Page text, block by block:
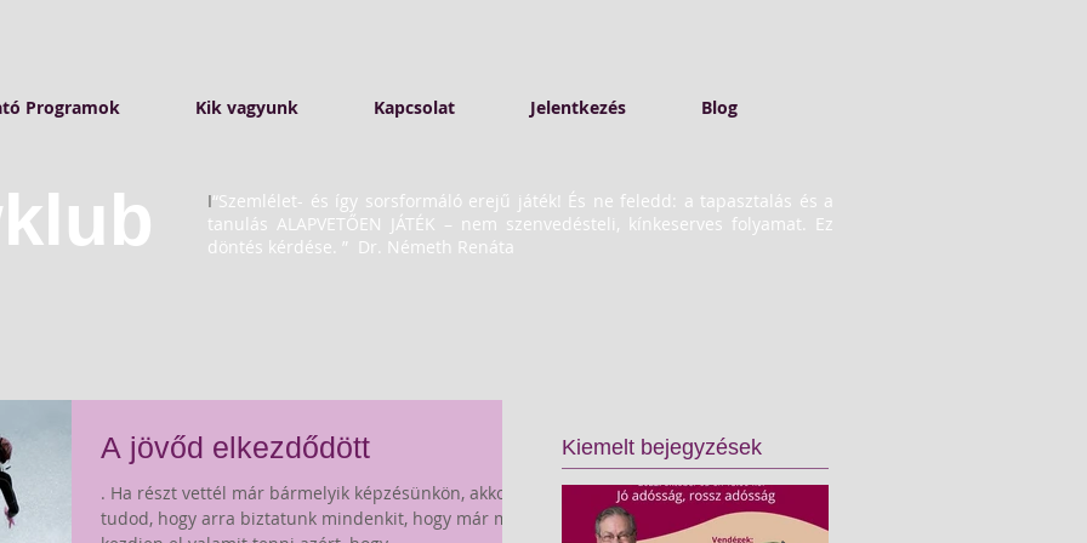
Programok Kik vagyunk Kapcsolat Jelentkezés Blog
I“Szemlélet- és így sorsformáló erejű játék! És ne feledd: a tapasztalás és a
tanulás ALAPVETŐEN JÁTÉK – nem szenvedésteli, kínkeserves folyamat. Ez
döntés kérdése. ” Dr. Németh Renáta
A jövőd elkezdődött
. Ha részt vettél már bármelyik képzésünkön, akkor
tudod, hogy arra biztatunk mindenkit, hogy már ma
Kiemelt bejegyzések